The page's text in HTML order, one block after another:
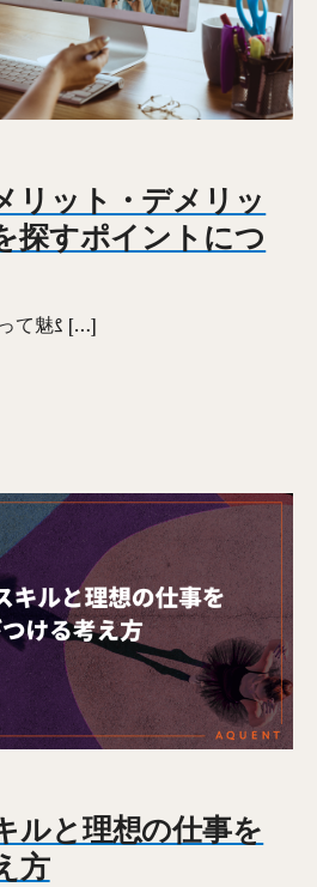
リット・デメリッ
探すポイントにつ
近年、多くの人々にとって魅ࡂ […]
ルと理想の仕事を
方